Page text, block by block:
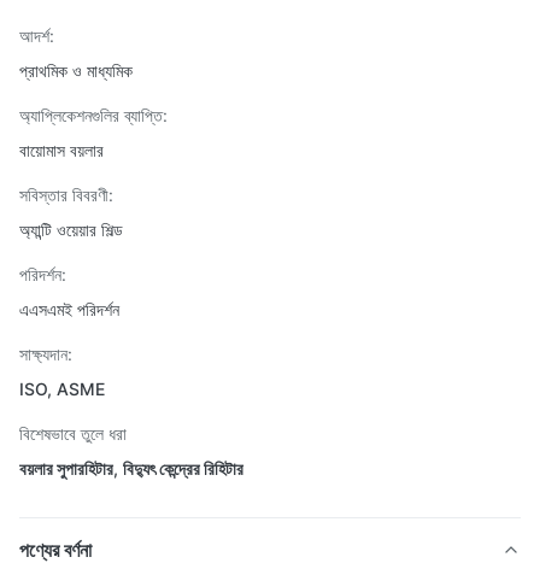
আদর্শ:
প্রাথমিক ও মাধ্যমিক
অ্যাপ্লিকেশনগুলির ব্যাপ্তি:
বায়োমাস বয়লার
সবিস্তার বিবরণী:
অ্যান্টি ওয়েয়ার শিল্ড
পরিদর্শন:
এএসএমই পরিদর্শন
সাক্ষ্যদান:
ISO, ASME
বিশেষভাবে তুলে ধরা
বয়লার সুপারহিটার, বিদ্যুৎ কেন্দ্রের রিহিটার
পণ্যের বর্ণনা